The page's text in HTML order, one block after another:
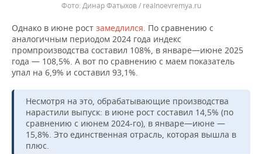
Динар Фатыхов / realnoevremya.ru
Однако в июне рост замедлился. По сравнению с
аналогичным периодом 2024 года индекс
промпроизводства составил 108%, в январе—июне 2025
года — 108,5%. А вот по сравнению с маем показатель
упал на 6,9% и составил 93,1%.
Несмотря на это, обрабатывающие производства
нарастили выпуск: в июне рост составил 14,5% (по
сравнению с июнем 2024-го), в январе—июне —
15,8%. Это единственная отрасль, которая вышла в
плюс.